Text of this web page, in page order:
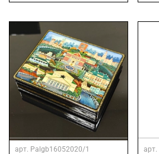
арт. Palgb16052020/1 арт.